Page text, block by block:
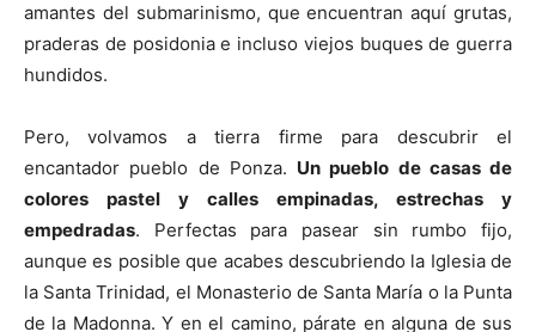
amantes del submarinismo, que encuentran aquí grutas,
praderas de posidonia e incluso viejos buques de guerra
hundidos.
Pero, volvamos a tierra firme para descubrir el
encantador pueblo de Ponza. Un pueblo de casas de
colores pastel y calles empinadas, estrechas y
empedradas. Perfectas para pasear sin rumbo fijo,
aunque es posible que acabes descubriendo la Iglesia de
la Santa Trinidad, el Monasterio de Santa María o la Punta
de la Madonna. Y en el camino, párate en alguna de sus